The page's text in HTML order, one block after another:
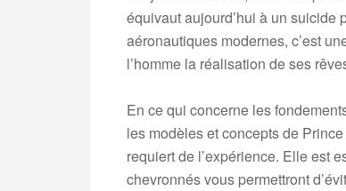
équivaut aujourd’hui à un
aéronautiques modernes, c’est
l’homme la réalisation de ses
En ce qui concerne les
les modèles et concepts de
requiert de l’expérience. Elle est
chevronnés vous permettront